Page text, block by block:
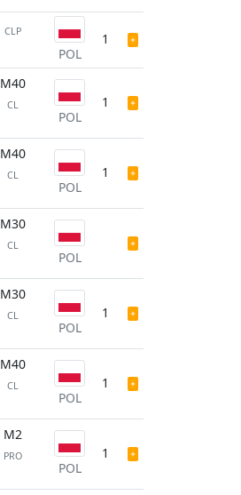
CLP
POL
1
M40
CL
POL
1
M40
CL
POL
1
M30
CL
POL
M30
CL
POL
1
M40
CL
POL
1
M2
PRO
POL
1